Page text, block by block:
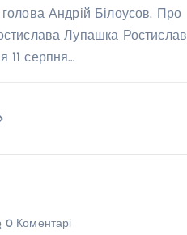
Андрій Білоусов. Про
Лупашка Ростислав
11 серпня…
0 Коментарі